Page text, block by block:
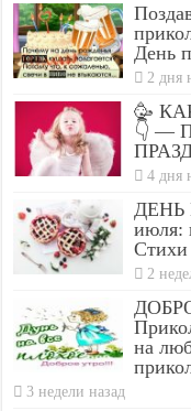
День
2 дня
🥳
👇 —
4 дня
ДЕНЬ
июля:
2
на
3 недели назад